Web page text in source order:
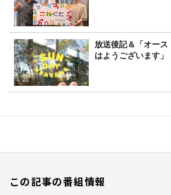
放送後記＆「オー
はようございます」
この記事の番組情報